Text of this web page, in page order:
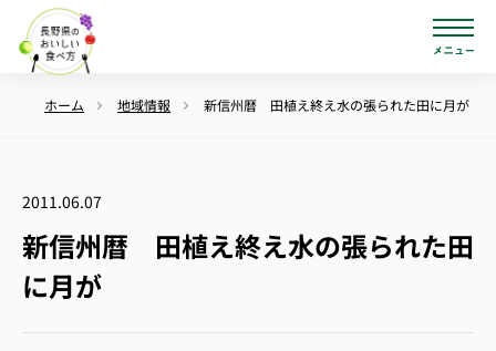
ホーム 地域情報 新信州暦 田植え終え水の張られた田に月が
2011.06.07
新信州暦 田植え終え水の張られた田
に月が